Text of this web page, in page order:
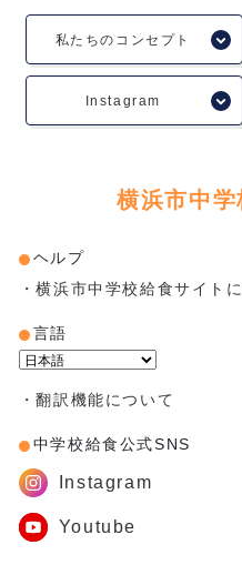
私たちのコンセプト
Instagram
横浜市中学
ヘルプ
・横浜市中学校給食サイト
言語
・翻訳機能について
中学校給食公式SNS
Instagram
Youtube